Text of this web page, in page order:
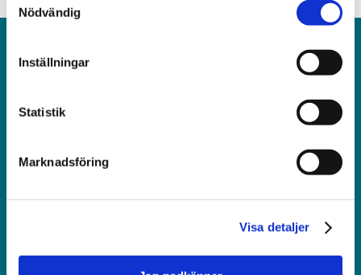
Nödvändig
Inställningar
Statistik
Marknadsföring
Visa detaljer
Vill du ha hjälp att hitta personal?
Förnamn